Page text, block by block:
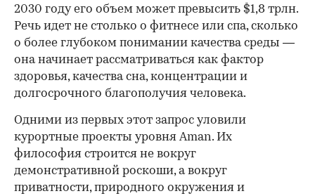
2030 году его объем может превысить $1,8 трлн.
Речь идет не столько о фитнесе или спа, сколько
о более глубоком понимании качества среды —
она начинает рассматриваться как фактор
здоровья, качества сна, концентрации и
долгосрочного благополучия человека.
Одними из первых этот запрос уловили
курортные проекты уровня Aman. Их
философия строится не вокруг
демонстративной роскоши, а вокруг
приватности, природного окружения и